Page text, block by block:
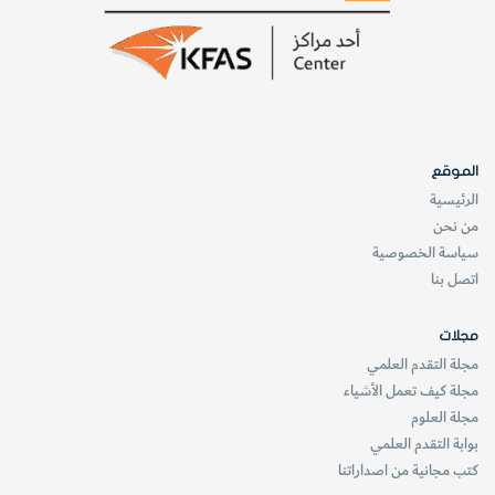
لــــــتــــــر
website_howitworks
حقائق سريعة
الموقع
الرئيسية
من نحن
سياسة الخصوصية
اتصل بنا
مجلات
مجلة التقدم العلمي
مجلة كيف تعمل الأشياء
مجلة العلوم
بوابة التقدم العلمي
كتب مجانية من اصداراتنا